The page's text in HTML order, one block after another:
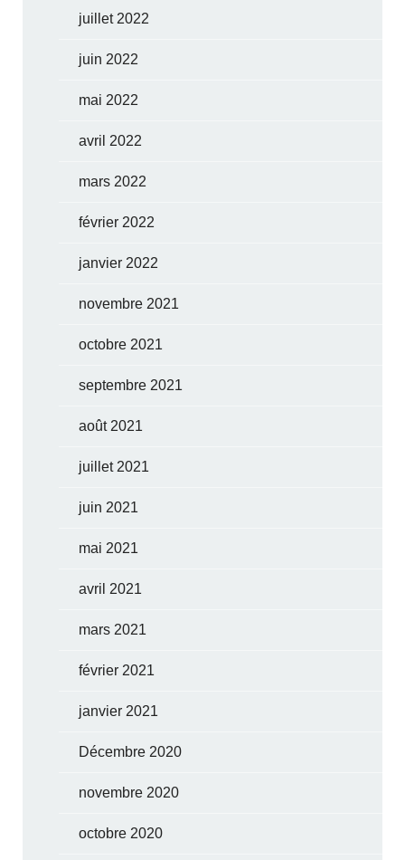
juillet 2022
juin 2022
mai 2022
avril 2022
mars 2022
février 2022
janvier 2022
novembre 2021
octobre 2021
septembre 2021
août 2021
juillet 2021
juin 2021
mai 2021
avril 2021
mars 2021
février 2021
janvier 2021
Décembre 2020
novembre 2020
octobre 2020